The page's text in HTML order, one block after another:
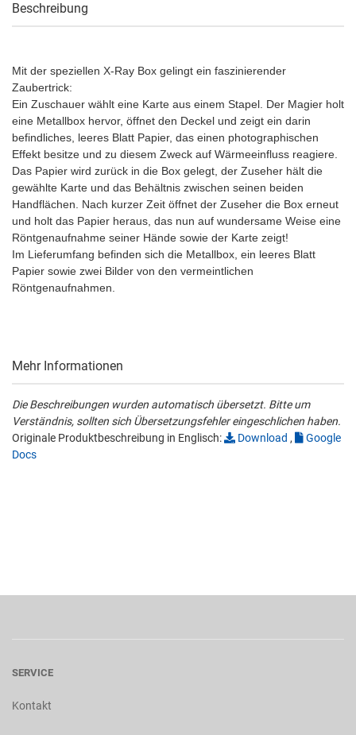
Beschreibung
Mit der speziellen X-Ray Box gelingt ein faszinierender
Zaubertrick:
Ein Zuschauer wählt eine Karte aus einem Stapel. Der Magier holt
eine Metallbox hervor, öffnet den Deckel und zeigt ein darin
befindliches, leeres Blatt Papier, das einen photographischen
Effekt besitze und zu diesem Zweck auf Wärmeeinfluss reagiere.
Das Papier wird zurück in die Box gelegt, der Zuseher hält die
gewählte Karte und das Behältnis zwischen seinen beiden
Handflächen. Nach kurzer Zeit öffnet der Zuseher die Box erneut
und holt das Papier heraus, das nun auf wundersame Weise eine
Röntgenaufnahme seiner Hände sowie der Karte zeigt!
Im Lieferumfang befinden sich die Metallbox, ein leeres Blatt
Papier sowie zwei Bilder von den vermeintlichen
Röntgenaufnahmen.
Mehr Informationen
Die Beschreibungen wurden automatisch übersetzt. Bitte um
Verständnis, sollten sich Übersetzungsfehler eingeschlichen haben.
Originale Produktbeschreibung in Englisch:
Download ,
Google
Docs
SERVICE
Kontakt